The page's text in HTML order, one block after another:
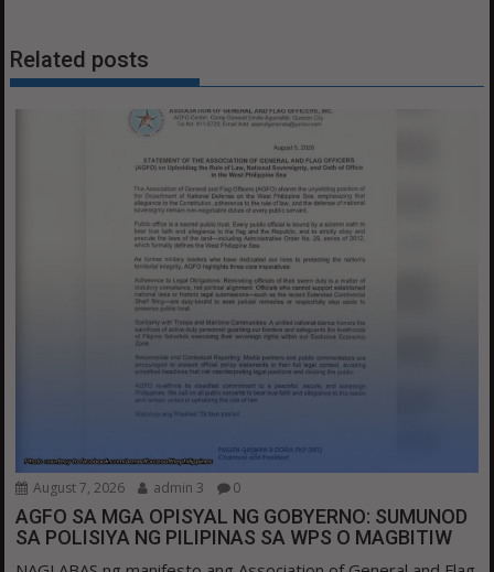
Related posts
August 7, 2026 admin 3 0
AGFO SA MGA OPISYAL NG GOBYERNO: SUMUNOD
SA POLISIYA NG PILIPINAS SA WPS O MAGBITIW